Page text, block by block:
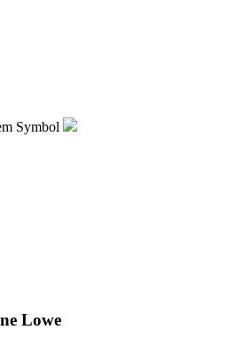
Symbol
Lowe